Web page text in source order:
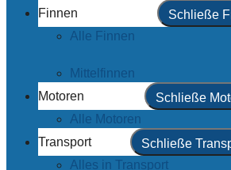
Finnen
Schließe
Alle Finnen
Mittelfinnen
Motoren
Schließe
Alle Motoren
Transport
Schließe
Alles in Transport